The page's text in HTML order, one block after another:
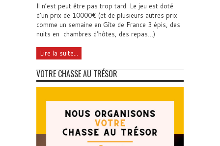
Il n’est peut être pas trop tard. Le jeu est doté
d’un prix de 10000€ (et de plusieurs autres prix
comme un semaine en Gîte de France 3 épis, des
nuits en chambres d’hôtes, des repas…)
Lire la suite...
VOTRE CHASSE AU TRÉSOR